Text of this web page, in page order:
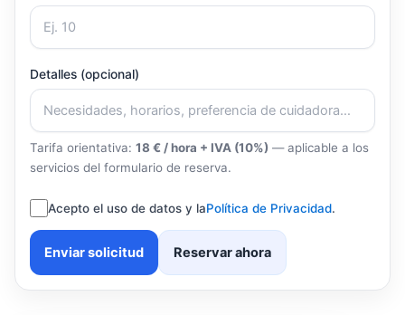
Detalles (opcional)
Tarifa orientativa: 18 € / hora + IVA (10%) — aplicable a los
servicios del formulario de reserva.
Acepto el uso de datos y laPolítica de Privacidad.
Enviar solicitud Reservar ahora